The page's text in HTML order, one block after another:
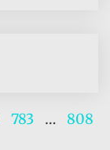
783 …
808